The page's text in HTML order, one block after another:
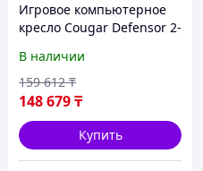
Игровое компьютерное
кресло Cougar Defensor 2-
В наличии
148 679₸
159 612 ₸
Купить